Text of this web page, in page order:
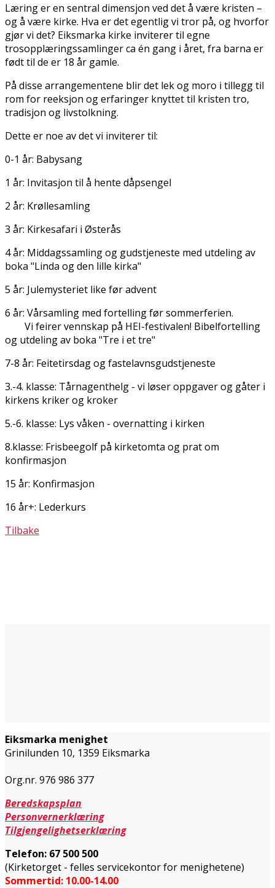
Læring er en sentral dimensjon ved det å være kristen –
og å være kirke. Hva er det egentlig vi tror på, og hvorfor
gjør vi det? Eiksmarka kirke inviterer til egne
trosopplæringssamlinger ca én gang i året, fra barna er
født til de er 18 år gamle.
På disse arrangementene blir det lek og moro i tillegg til
rom for refleksjon og erfaringer knyttet til kristen tro,
tradisjon og livstolkning.
Dette er noe av det vi inviterer til:
0-1 år: Babysang
1 år: Invitasjon til å hente dåpsengel
2 år: Krøllesamling
3 år: Kirkesafari i Østerås
4 år: Middagssamling og gudstjeneste med utdeling av
boka "Linda og den lille kirka"
5 år: Julemysteriet like før advent
6 år: Vårsamling med fortelling før sommerferien.
Vi feirer vennskap på HEI-festivalen! Bibelfortelling
og utdeling av boka "Tre i et tre"
7-8 år: Feitetirsdag og fastelavnsgudstjeneste
3.-4. klasse: Tårnagenthelg - vi løser oppgaver og gåter i
kirkens kriker og kroker
5.-6. klasse: Lys våken - overnatting i kirken
8.klasse: Frisbeegolf på kirketomta og prat om
konfirmasjon
15 år: Konfirmasjon
16 år+: Lederkurs
Tilbake
Eiksmarka menighet
Grinilunden 10, 1359 Eiksmarka
Org.nr. 976 986 377
Beredskapsplan
Personvernerklæring
Tilgjengelighetserklæring
Telefon: 67 500 500
(Kirketorget - felles servicekontor for menighetene)
Sommertid: 10.00-14.00